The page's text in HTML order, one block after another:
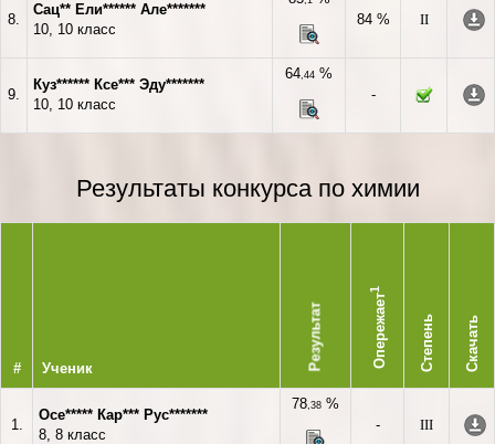
8.
Сац** Ели****** Але*******
10, 10 класс
84 %
II
9.
Куз****** Ксе*** Эду*******
10, 10 класс
64,44 %
-
Результаты конкурса по химии
# Ученик Результат Опережает
1
Степень Скачать
1.
Осе***** Кар*** Рус*******
8, 8 класс
78,38 %
-
III